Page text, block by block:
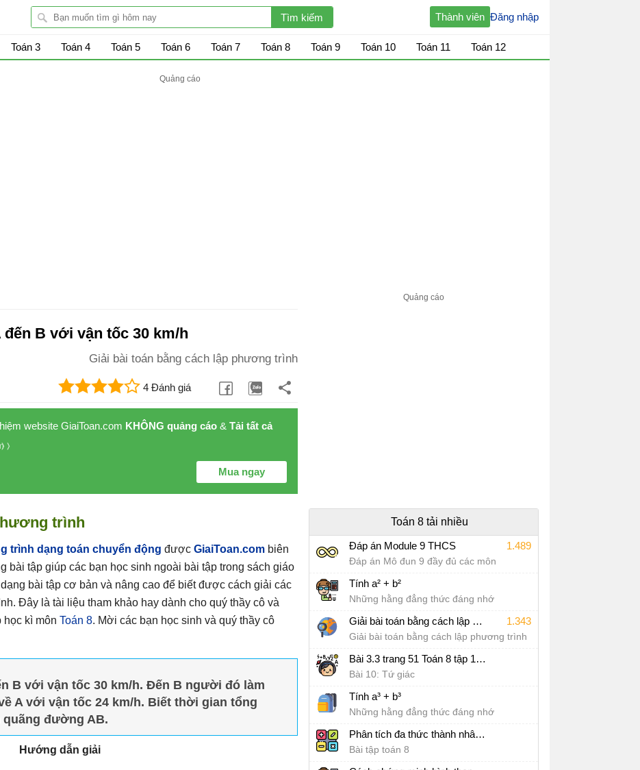
Đăng nhập
Thành viên
Toán 3 Toán 4 Toán 5 Toán 6 Toán 7 Toán 8 Toán 9 Toán 10 Toán 11 Toán 12
B với vận tốc 30 km/h
Giải bài toán bằng cách lập phương trình
4 Đánh giá
website GiaiToan.com KHÔNG quảng cáo & Tải tất cả
Mua ngay
trình
trình dạng toán chuyển động được GiaiToan.com biên
bài tập giúp các bạn học sinh ngoài bài tập trong sách giáo
bài tập cơ bản và nâng cao để biết được cách giải các
Đây là tài liệu tham khảo hay dành cho quý thầy cô và
học kì môn Toán 8. Mời các bạn học sinh và quý thầy cô
B với vận tốc 30 km/h. Đến B người đó làm
A với vận tốc 24 km/h. Biết thời gian tổng
đường AB.
Hướng dẫn giải
Toán 8 tải nhiều
Đáp án Module 9 THCS 1.489
Đáp án Mô đun 9 đầy đủ các môn
Tính a² + b²
Những hằng đẳng thức đáng nhớ
Giải bài toán bằng cách lập phương trình lớp 8 Toán chuyển động 1.343
Giải bài toán bằng cách lập phương trình
Bài 3.3 trang 51 Toán 8 tập 1 sách Kết nối tri thức
Bài 10: Tứ giác
Tính a³ + b³
Những hằng đẳng thức đáng nhớ
Phân tích đa thức thành nhân tử bằng phương pháp hệ số bất định
Bài tập toán 8